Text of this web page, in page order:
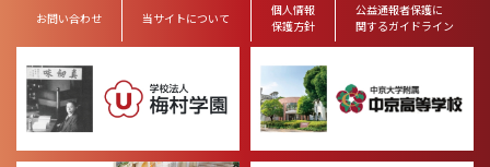
お問い合わせ 当サイトについて
個人情報
保護方針
公益通報者保護に
関するガイドライン